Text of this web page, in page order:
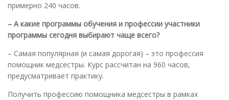
примерно 240 часов.
– А какие программы обучения и профессии участники
программы сегодня выбирают чаще всего?
– Самая популярная (и самая дорогая) – это профессия
помощник медсестры. Курс рассчитан на 960 часов,
предусматривает практику.
Получить профессию помощника медсестры в рамках